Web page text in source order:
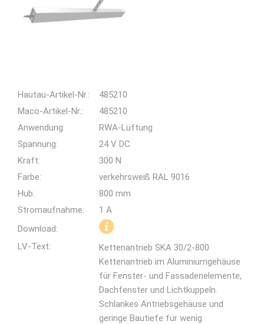
Hautau-Artikel-Nr.:
485210
Maco-Artikel-Nr.:
485210
Anwendung:
RWA-Lüftung
Spannung:
24 V DC
Kraft:
300 N
Farbe:
verkehrsweiß RAL 9016
Hub:
800 mm
Stromaufnahme:
1 A
Download:
LV-Text:
Kettenantrieb SKA 30/2-800
Kettenantrieb im Aluminiumgehäuse
für Fenster- und Fassadenelemente,
Dachfenster und Lichtkuppeln.
Schlankes Antriebsgehäuse und
geringe Bautiefe für wenig